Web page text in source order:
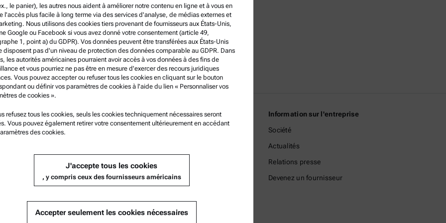
légale
et modalités
commerciales
Support produit
Centres techniques d’Anton Paar
Contactez-nous
Information sur l'entreprise
Société
Actualités
Relations presse
Devenez un fournisseur
le panier), les autres nous aident à améliorer notre contenu en ligne et à vous en
l'accès plus facile à long terme via des services d'analyse, de médias externes et
Nous utilisons des cookies tiers provenant de fournisseurs aux États-Unis,
Google ou Facebook si vous avez donné votre consentement (article 49,
1, point a) du GDPR). Vos données peuvent être transférées aux États-Unis
disposent pas d'un niveau de protection des données comparable au GDPR. Dans
les autorités américaines pourraient avoir accès à vos données à des fins de
et vous pourriez ne pas être en mesure d'exercer des recours juridiques
Vous pouvez accepter ou refuser tous les cookies en cliquant sur le bouton
ou définir vos paramètres de cookies à l'aide du lien « Personnaliser vos
de cookies ».
refusez tous les cookies, seuls les cookies techniquement nécessaires seront
Vous pouvez également retirer votre consentement ultérieurement en accédant
des cookies.
J'accepte tous les cookies
, y compris ceux des fournisseurs américains
Accepter seulement les cookies nécessaires